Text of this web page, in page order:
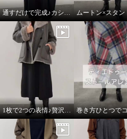
通すだけで完成♪カシミヤのごほうびマフラー
1枚で2つの表情♪贅沢な万能ムートンコート